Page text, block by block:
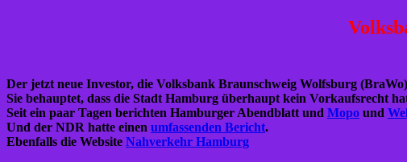
Der jetzt neue Investor, die Volksbank Braunschweig Wolfsburg (BraWo)
Sie behauptet, dass die Stadt Hamburg überhaupt kein Vorkaufsrecht
Seit ein paar Tagen berichten Hamburger Abendblatt und Mopo und
Und der NDR hatte einen umfassenden Bericht.
Ebenfalls die Website Nahverkehr Hamburg